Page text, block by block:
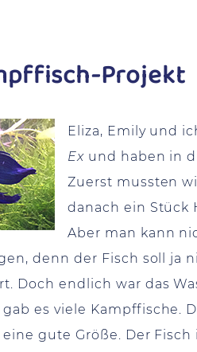
Projekt
Eliza, Emily und
Exund haben in
Zuerst mussten
danach ein Stück
Aber man kann
denn der Fisch soll ja
Doch endlich war das
es viele Kampffische.
eine gute Größe. Der